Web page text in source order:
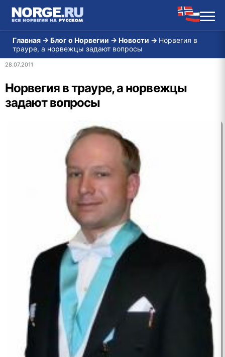
Главная → Блог о Норвегии → Новости → Норвегия в
трауре, а норвежцы задают вопросы
28.07.2011
Норвегия в трауре, а норвежцы
задают вопросы